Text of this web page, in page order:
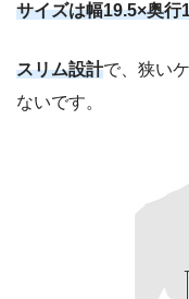
サイズは幅19.5×奥行
スリム設計で、狭い
ないです。